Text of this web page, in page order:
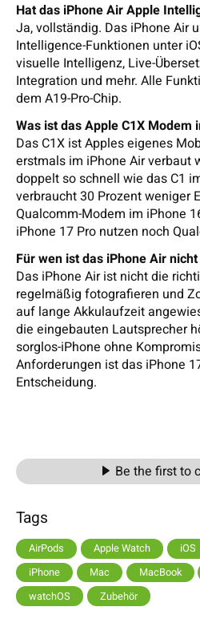
Hat das iPhone Air Apple
Ja, vollständig. Das iPhone Air
Intelligence-Funktionen unter
visuelle Intelligenz, Live-
Integration und mehr. Alle
dem A19-Pro-Chip.
Was ist das Apple C1X Modem
Das C1X ist Apples eigenes
erstmals im iPhone Air verbaut
doppelt so schnell wie das C1
verbraucht 30 Prozent weniger
Qualcomm-Modem im iPhone
iPhone 17 Pro nutzen noch
Für wen ist das iPhone Air
Das iPhone Air ist nicht die
regelmäßig fotografieren und
auf lange Akkulaufzeit
die eingebauten Lautsprecher
sorglos-iPhone ohne
Anforderungen ist das iPhone
Entscheidung.
Be the first to
Tags
AirPods Apple Watch iOS
iPhone
Mac MacBook
watchOS
Zubehör